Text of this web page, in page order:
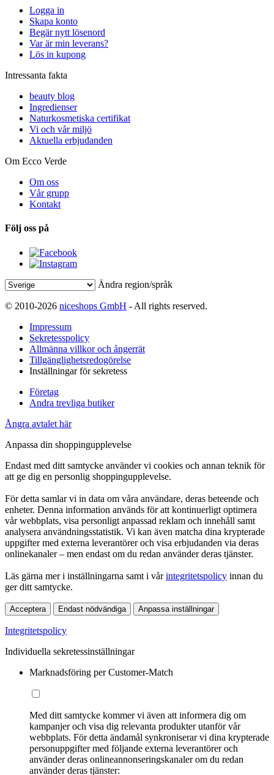
Logga in
Skapa konto
Begär nytt lösenord
Var är min leverans?
Lös in kupong
Intressanta fakta
beauty blog
Ingredienser
Naturkosmetiska certifikat
Vi och vår miljö
Aktuella erbjudanden
Om Ecco Verde
Om oss
Vår grupp
Kontakt
Följ oss på
Ändra region/språk
© 2010-2026 niceshops GmbH - All rights reserved.
Impressum
Sekretesspolicy
Allmänna villkor och ångerrät
Tillgänglighetsredogörelse
Inställningar för sekretess
Företag
Andra trevliga butiker
Ångra avtalet här
Anpassa din shoppingupplevelse
Endast med ditt samtycke använder vi cookies och annan teknik för
att ge dig en personlig shoppingupplevelse.
För detta samlar vi in data om våra användare, deras beteende och
enheter. Denna information används för att kontinuerligt optimera
vår webbplats, visa personligt anpassad reklam och innehåll samt
analysera användningsstatistik. Vi kan även matcha dina krypterade
uppgifter med externa leverantörer och visa erbjudanden via deras
onlinekanaler – men endast om du redan använder deras tjänster.
Läs gärna mer i inställningarna samt i vårintegritetspolicy innan du
ger ditt samtycke.
Acceptera Endast nödvändiga Anpassa inställningar
Integritetspolicy
Individuella sekretessinställningar
Marknadsföring per Customer-Match
Med ditt samtycke kommer vi även att informera dig om
kampanjer och visa dig relevanta produkter utanför vår
webbplats. För detta ändamål synkroniserar vi dina krypterade
personuppgifter med följande externa leverantörer och
använder deras onlineannonseringskanaler om du redan
använder deras tjänster: